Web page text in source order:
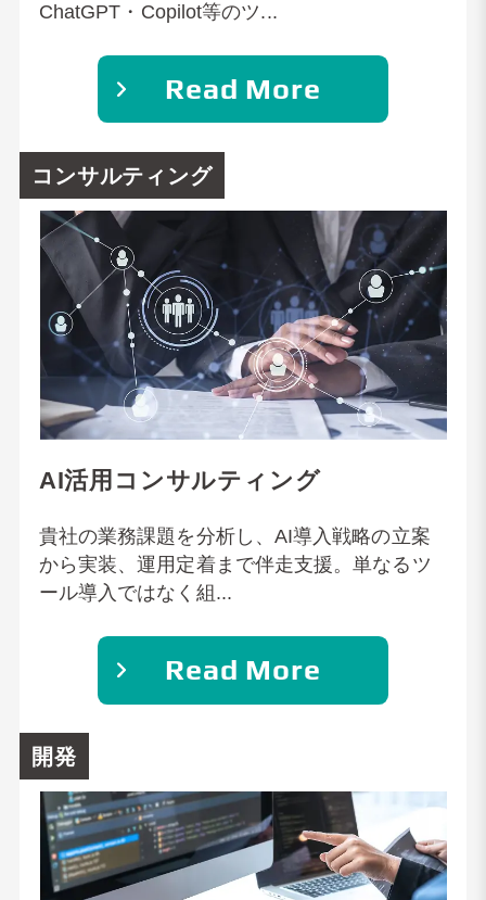
ChatGPT・Copilot等のツ...
Read More
コンサルティング
AI活用コンサルティング
貴社の業務課題を分析し、AI導入戦略の立案
から実装、運用定着まで伴走支援。単なるツ
ール導入ではなく組...
Read More
開発